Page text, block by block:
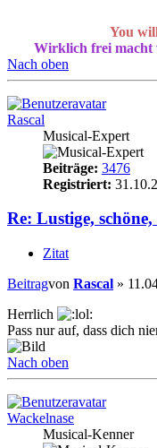
You
Wirklich frei macht
Nach oben
Rascal
Musical-Expert
Beiträge: 3476
Registriert:
Re: Lustige,
Zitat
Beitragvon Rascal »
Herrlich
Pass nur auf, dass dich
Nach oben
Wackelnase
Musical-Kenner